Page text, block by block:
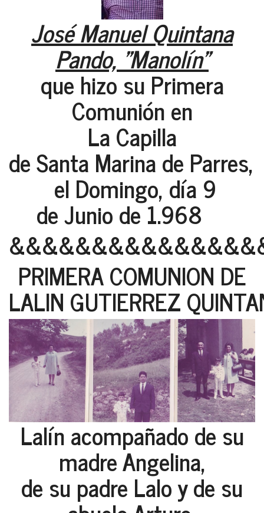
José Manuel Quintana
Pando, "Manolín"
que hizo su Primera
Comunión en
La Capilla
de Santa Marina de
el Domingo, día 9
de Junio de 1.968
PRIMERA COMUNION DE
LALIN GUTIERREZ
Lalín acompañado de su
madre Angelina,
de su padre Lalo y de su